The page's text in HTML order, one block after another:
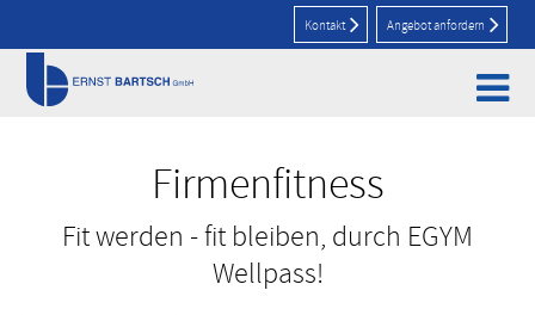
Kontakt Angebot anfordern
Home>
Firmenfitness
Fit werden - fit bleiben, durch EGYM
Wellpass!